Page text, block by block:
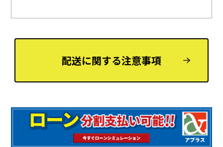
配送に関する注意事項